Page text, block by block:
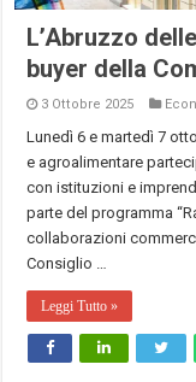
L’Abruzzo
buyer della
3 Ottobre 2025
Lunedì 6 e martedì 7
e agroalimentare
con istituzioni e
parte del programma
collaborazioni
Consiglio …
Leggi Tutto »